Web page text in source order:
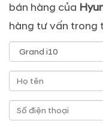
bán hàng của
hàng tư vấn trong